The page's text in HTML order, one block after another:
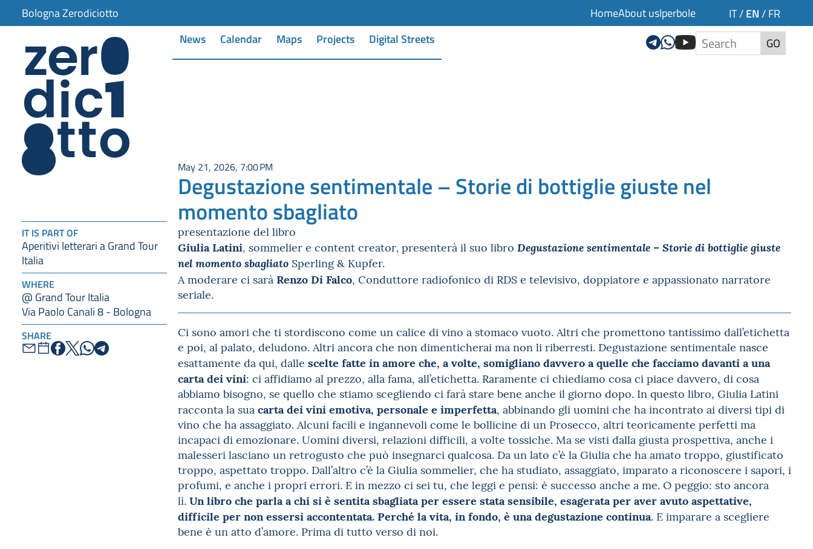
Bologna Zerodiciotto HomeAbout usIperbole IT/ EN / FR
News Calendar Maps Projects Digital Streets GO
IT IS PART OF
Aperitivi letterari a Grand Tour
Italia
WHERE
@ Grand Tour Italia
Via Paolo Canali 8 - Bologna
SHARE
May 21, 2026, 7:00 PM
Degustazione sentimentale – Storie di bottiglie giuste nel
momento sbagliato
presentazione del libro
Giulia Latini, sommelier e content creator, presenterà il suo libro Degustazione sentimentale – Storie di bottiglie giuste
nel momento sbagliato Sperling & Kupfer.
A moderare ci sarà Renzo Di Falco, Conduttore radiofonico di RDS e televisivo, doppiatore e appassionato narratore
seriale.
Ci sono amori che ti stordiscono come un calice di vino a stomaco vuoto. Altri che promettono tantissimo dall’etichetta
e poi, al palato, deludono. Altri ancora che non dimenticherai ma non li riberresti. Degustazione sentimentale nasce
esattamente da qui, dalle scelte fatte in amore che, a volte, somigliano davvero a quelle che facciamo davanti a una
carta dei vini: ci affidiamo al prezzo, alla fama, all’etichetta. Raramente ci chiediamo cosa ci piace davvero, di cosa
abbiamo bisogno, se quello che stiamo scegliendo ci farà stare bene anche il giorno dopo. In questo libro, Giulia Latini
racconta la sua carta dei vini emotiva, personale e imperfetta, abbinando gli uomini che ha incontrato ai diversi tipi di
vino che ha assaggiato. Alcuni facili e ingannevoli come le bollicine di un Prosecco, altri teoricamente perfetti ma
incapaci di emozionare. Uomini diversi, relazioni difficili, a volte tossiche. Ma se visti dalla giusta prospettiva, anche i
malesseri lasciano un retrogusto che può insegnarci qualcosa. Da un lato c’è la Giulia che ha amato troppo, giustificato
troppo, aspettato troppo. Dall’altro c’è la Giulia sommelier, che ha studiato, assaggiato, imparato a riconoscere i sapori, i
profumi, e anche i propri errori. E in mezzo ci sei tu, che leggi e pensi: è successo anche a me. O peggio: sto ancora
lì. Un libro che parla a chi si è sentita sbagliata per essere stata sensibile, esagerata per aver avuto aspettative,
difficile per non essersi accontentata. Perché la vita, in fondo, è una degustazione continua. E imparare a scegliere
bene è un atto d’amore. Prima di tutto verso di noi.